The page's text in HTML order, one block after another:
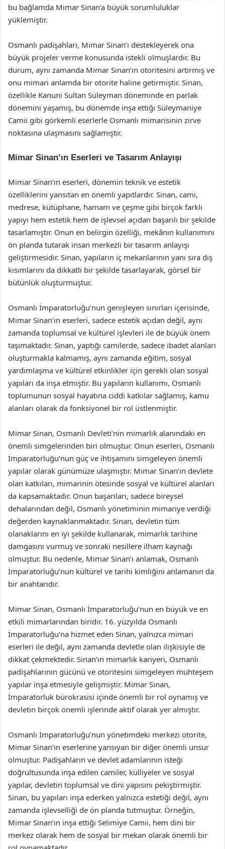
bu bağlamda Mimar Sinan’a büyük sorumluluklar
yüklemiştir.
Osmanlı padişahları, Mimar Sinan’ı destekleyerek ona
büyük projeler verme konusunda istekli olmuşlardır. Bu
durum, aynı zamanda Mimar Sinan’ın otoritesini artırmış ve
onu mimari anlamda bir otorite haline getirmiştir. Sinan,
özellikle Kanuni Sultan Süleyman döneminde en parlak
dönemini yaşamış, bu dönemde inşa ettiği Süleymaniye
Camii gibi görkemli eserlerle Osmanlı mimarisinin zirve
noktasına ulaşmasını sağlamıştır.
Mimar Sinan’ın Eserleri ve Tasarım Anlayışı
Mimar Sinan’ın eserleri, dönemin teknik ve estetik
özelliklerini yansıtan en önemli yapıtlardır. Sinan, cami,
medrese, kütüphane, hamam ve çeşme gibi birçok farklı
yapıyı hem estetik hem de işlevsel açıdan başarılı bir şekilde
tasarlamıştır. Onun en belirgin özelliği, mekânın kullanımını
ön planda tutarak insan merkezli bir tasarım anlayışı
geliştirmesidir. Sinan, yapıların iç mekanlarının yanı sıra dış
kısımlarını da dikkatli bir şekilde tasarlayarak, görsel bir
bütünlük oluşturmuştur.
Osmanlı İmparatorluğu’nun genişleyen sınırları içerisinde,
Mimar Sinan’ın eserleri, sadece estetik açıdan değil, aynı
zamanda toplumsal ve kültürel işlevleri ile de büyük önem
taşımaktadır. Sinan, yaptığı camilerde, sadece ibadet alanları
oluşturmakla kalmamış, aynı zamanda eğitim, sosyal
yardımlaşma ve kültürel etkinlikler için gerekli olan sosyal
yapıları da inşa etmiştir. Bu yapıların kullanımı, Osmanlı
toplumunun sosyal hayatına ciddi katkılar sağlamış, kamu
alanları olarak da fonksiyonel bir rol üstlenmiştir.
Mimar Sinan, Osmanlı Devleti’nin mimarlık alanındaki en
önemli simgelerinden biri olmuştur. Onun eserleri, Osmanlı
İmparatorluğu’nun güç ve ihtişamını simgeleyen önemli
yapılar olarak günümüze ulaşmıştır. Mimar Sinan’ın devlete
olan katkıları, mimarinin ötesinde sosyal ve kültürel alanları
da kapsamaktadır. Onun başarıları, sadece bireysel
dehalarından değil, Osmanlı yönetiminin mimariye verdiği
değerden kaynaklanmaktadır. Sinan, devletin tüm
olanaklarını en iyi şekilde kullanarak, mimarlık tarihine
damgasını vurmuş ve sonraki nesillere ilham kaynağı
olmuştur. Bu nedenle, Mimar Sinan’ı anlamak, Osmanlı
İmparatorluğu’nun kültürel ve tarihi kimliğini anlamanın da
bir anahtarıdır.
Mimar Sinan, Osmanlı İmparatorluğu’nun en büyük ve en
etkili mimarlarından biridir. 16. yüzyılda Osmanlı
İmparatorluğu’na hizmet eden Sinan, yalnızca mimari
eserleri ile değil, aynı zamanda devletle olan ilişkisiyle de
dikkat çekmektedir. Sinan’ın mimarlık kariyeri, Osmanlı
padişahlarının gücünü ve otoritesini simgeleyen muhteşem
yapılar inşa etmesiyle gelişmiştir. Mimar Sinan,
İmparatorluk bürokrasisi içinde önemli bir rol oynamış ve
devletin birçok önemli işlerinde aktif olarak yer almıştır.
Osmanlı İmparatorluğu’nun yönetimdeki merkezi otorite,
Mimar Sinan’ın eserlerine yansıyan bir diğer önemli unsur
olmuştur. Padişahların ve devlet adamlarının isteği
doğrultusunda inşa edilen camiler, külliyeler ve sosyal
yapılar, devletin toplumsal ve dini yapısını pekiştirmiştir.
Sinan, bu yapıları inşa ederken yalnızca estetiği değil, aynı
zamanda işlevselliği de ön planda tutmuştur. Örneğin,
Mimar Sinan’ın inşa ettiği Selimiye Camii, hem dini bir
merkez olarak hem de sosyal bir mekan olarak önemli bir